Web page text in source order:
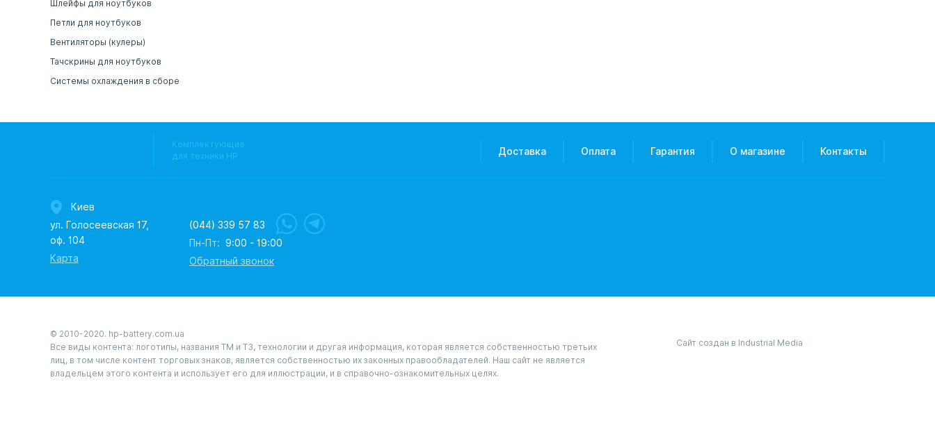
Шлейфы для ноутбуков
Петли для ноутбуков
Вентиляторы (кулеры)
Тачскрины для ноутбуков
Системы охлаждения в сборе
Комплектующие
для техники HP
Доставка Оплата Гарантия О магазине Контакты
Киев
ул. Голосеевская 17,
оф. 104
Карта
(044) 339 57 83
Пн-Пт: 9:00 - 19:00
Обратный звонок
© 2010-2020. hp-battery.com.ua
Все виды контента: логотипы, названия ТМ и ТЗ, технологии и другая информация, которая является собственностью третьих
лиц, в том числе контент торговых знаков, является собственностью их законных правообладателей. Наш сайт не является
владельцем этого контента и использует его для иллюстрации, и в справочно-ознакомительных целях.
Сайт создан в Industrial Media